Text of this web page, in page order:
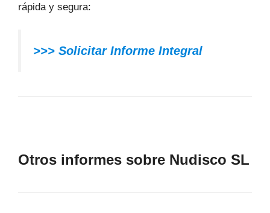
rápida y segura:
>>> Solicitar Informe Integral
Otros informes sobre Nudisco SL